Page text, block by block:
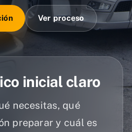
Ver proceso
inicial claro
necesitas, qué
preparar y cuál es